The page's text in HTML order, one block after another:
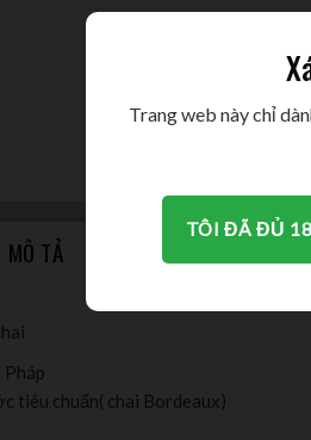
MÔ TẢ
Pháp
tiêu chuẩn( chai Bordeaux)
Trang web này chỉ
TÔI ĐÃ ĐỦ